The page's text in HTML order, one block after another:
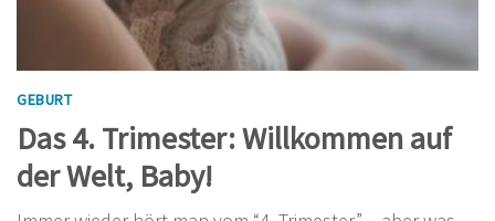
GEBURT
Das 4. Trimester: Willkommen auf
der Welt, Baby!